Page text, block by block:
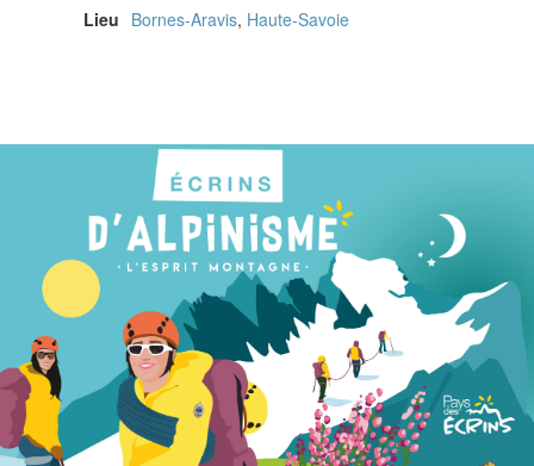
Lieu Bornes-Aravis, Haute-Savoie